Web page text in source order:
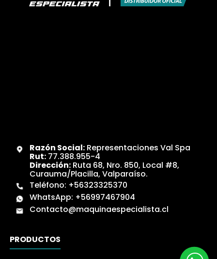
Razón Social:Representaciones Val Spa
Rut:77.388.955-4
Dirección:Ruta 68, Nro. 850, Local #8,
Curauma/Placilla, Valparaíso.
Teléfono: +56323325370
WhatsApp: +56997467904
Contacto@maquinaespecialista.cl
PRODUCTOS